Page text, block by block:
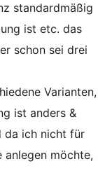
standardmäßig
ist etc. das
schon sei drei
Varianten,
ist anders &
da ich nicht für
anlegen möchte,